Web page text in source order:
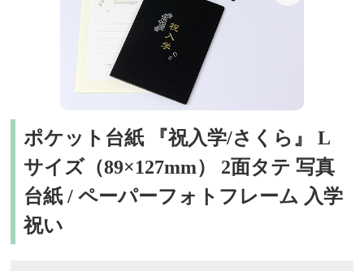
ポケット台紙 『祝入学/さくら』 L
サイズ（89×127mm） 2面タテ 写真
台紙 / ペーパーフォトフレーム 入学
祝い